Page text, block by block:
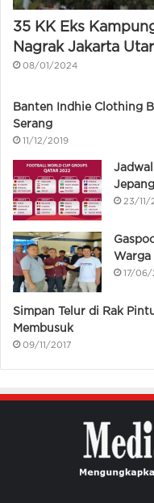
35 KK Eks
Nagrak Jakarta
08/01/2024
Banten Indhie Clothing
Serang
11/12/2019
23/11/
Warga
17/06/
Simpan Telur di Rak
Membusuk
09/11/2017